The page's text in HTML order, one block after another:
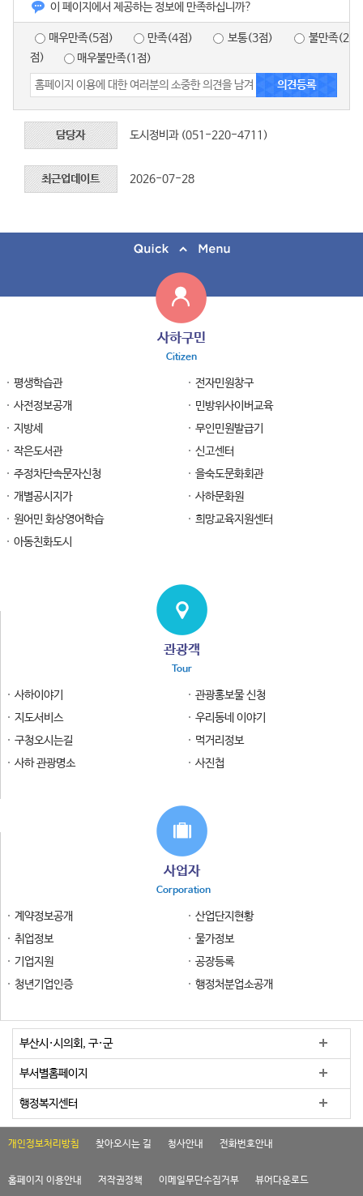
이 페이지에서 제공하는 정보에 만족하십니까?
매우만족(5점) 만족(4점) 보통(3점)
점)
매우불만족(1점)
담당자 도시정비과 (051-220-4711)
최근업데이트 2026-07-28
사하구민
Citizen
평생학습관
전자민원창구
사전정보공개
민방위사이버교육
지방세
무인민원발급기
작은도서관
신고센터
주정차단속문자신청
을숙도문화회관
개별공시지가
사하문화원
원어민 화상영어학습
희망교육지원센터
아동친화도시
관광객
Tour
사하이야기
관광홍보물 신청
지도서비스
우리동네 이야기
구청오시는길
먹거리정보
사하 관광명소
사진첩
사업자
Corporation
계약정보공개
산업단지현황
취업정보
물가정보
기업지원
공장등록
청년기업인증
행정처분업소공개
부산시·시의회, 구·군
부서별홈페이지
행정복지센터
개인정보처리방침 찾아오시는 길 청사안내 전화번호안내
홈페이지 이용안내 저작권정책 이메일무단수집거부 뷰어다운로드